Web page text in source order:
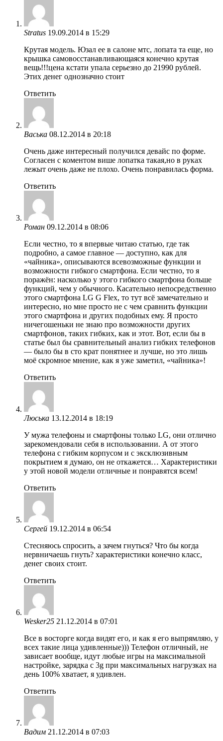
Stratus 19.09.2014 в 15:29
Крутая модель. Юзал ее в салоне мтс, лопата та еще, но
крышка самовосстанавливающаяся конечно крутая
вещь!!!цена кстати упала серьезно до 21990 рублей.
Этих денег однозначно стоит
Ответить
Васька 08.12.2014 в 20:18
Очень даже интересный получился девайс по форме.
Согласен с коментом више лопатка такая,но в руках
лежыт очень даже не плохо. Очень понравилась форма.
Ответить
Роман 09.12.2014 в 08:06
Если честно, то я впервые читаю статью, где так
подробно, а самое главное — доступно, как для
«чайника», описываются всевозможные функции и
возможности гибкого смартфона. Если честно, то я
поражён: насколько у этого гибкого смартфона больше
функций, чем у обычного. Касательно непосредственно
этого смартфона LG G Flex, то тут всё замечательно и
интересно, но мне просто не с чем сравнить функции
этого смартфона и других подобных ему. Я просто
ничегошеньки не знаю про возможности других
смартфонов, таких гибких, как и этот. Вот, если бы в
статье был бы сравнительный анализ гибких телефонов
— было бы в сто крат понятнее и лучше, но это лишь
моё скромное мнение, как я уже заметил, «чайника»!
Ответить
Люська 13.12.2014 в 18:19
У мужа телефоны и смартфоны только LG, они отлично
зарекомендовали себя в использовании. А от этого
телефона с гибким корпусом и c эксклюзивным
покрытием я думаю, он не откажется… Характеристики
у этой новой модели отличные и понравятся всем!
Ответить
Сергей 19.12.2014 в 06:54
Стесняюсь спросить, а зачем гнуться? Что бы когда
нервничаешь гнуть? характеристики конечно класс,
денег своих стоит.
Ответить
Wesker25 21.12.2014 в 07:01
Все в восторге когда видят его, и как я его выпрямляю, у
всех такие лица удивленные))) Телефон отличный, не
зависает вообще, идут любые игры на максимальной
настройке, зарядка с 3g при максимальных нагрузках на
день 100% хватает, я удивлен.
Ответить
Вадим 21.12.2014 в 07:03